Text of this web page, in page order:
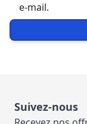
e-mail.
Suivez-nous